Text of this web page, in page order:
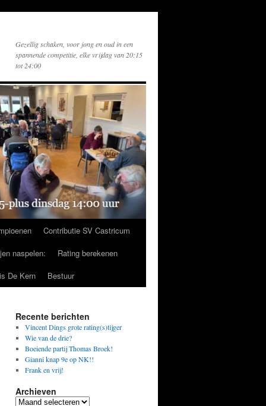
Gezellig schaken, voor jong en oud in een
spannende competitie, elke vrijdag van 20:15
tot 24:00
Contributie SV Castricum
naspelen:
Rating berekenen
De Kern Bestuur
Recente berichten
Vincent Dings grote rating(s)tijger
Wie van de drie?
Boeiende partij Thomas Broek!
Gianni knap 9e op NK!!
Frank en vrij!
Archieven
Archieven